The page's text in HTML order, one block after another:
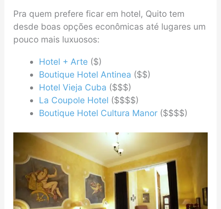
Pra quem prefere ficar em hotel, Quito tem
desde boas opções econômicas até lugares um
pouco mais luxuosos:
Hotel + Arte($)
Boutique Hotel Antinea ($$)
Hotel Vieja Cuba ($$$)
La Coupole Hotel ($$$$)
Boutique Hotel Cultura Manor($$$$)